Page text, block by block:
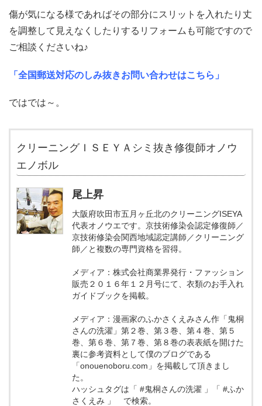
傷が気になる様であればその部分にスリットを入れたり丈
を調整して見えなくしたりするリフォームも可能ですので
ご相談くださいね♪
「全国郵送対応のしみ抜きお問い合わせはこちら」
ではでは～。
クリーニングＩＳＥＹＡシミ抜き修復師オノウ
エノボル
尾上昇
大阪府吹田市五月ヶ丘北のクリーニングISEYA
代表オノウエです。京技術修染会認定修復師／
京技術修染会関西地域認定講師／クリーニング
師／と複数の専門資格を習得。
メディア：株式会社商業界発行・ファッション
販売２０１６年１２月号にて、衣類のお手入れ
ガイドブックを掲載。
メディア：漫画家のふかさくえみさん作「鬼桐
さんの洗濯」第２巻、第３巻、第４巻、第５
巻、第６巻、第７巻、第８巻の表表紙を開けた
裏に参考資料として僕のブログである
「onouenoboru.com」を掲載して頂きまし
た。
ハッシュタグは「 #鬼桐さんの洗濯 」「 #ふか
さくえみ 」 で検索。